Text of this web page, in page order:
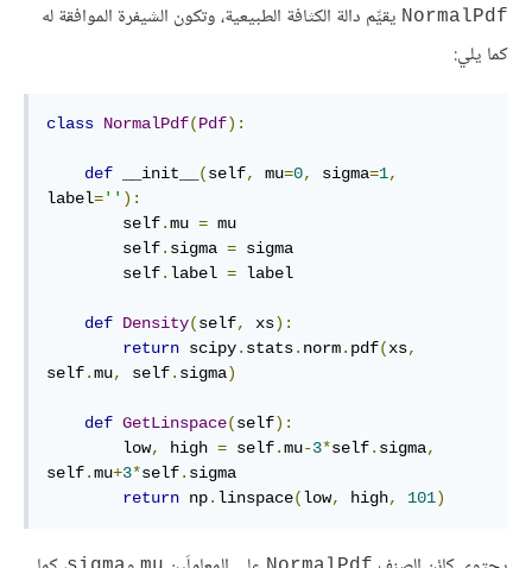
NormalPdf يقيِّم دالة الكثافة الطبيعية، وتكون الشيفرة الموافقة له
كما يلي:
class NormalPdf(Pdf):
def __init__ (self, mu=0, sigma=1,
label='' ):
        self
.mu = mu
        self
. sigma = sigma
        self
. label = label
def Density(self, xs):
return scipy. stats. norm. pdf(xs,
self.mu, self. sigma)
def GetLinspace(self):
        low
, high = self.mu-3*self. sigma,
self.mu+3*self. sigma
return np. linspace(low, high, 101)